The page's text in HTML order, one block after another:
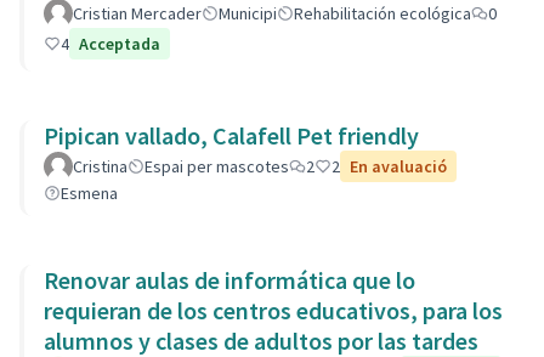
Cristian Mercader Municipi Rehabilitación ecológica
0
4 Acceptada
Pipican vallado, Calafell Pet friendly
Cristina Espai per mascotes 2 2 En avaluació
Esmena
Renovar aulas de informática que lo
requieran de los centros educativos, para los
alumnos y clases de adultos por las tardes